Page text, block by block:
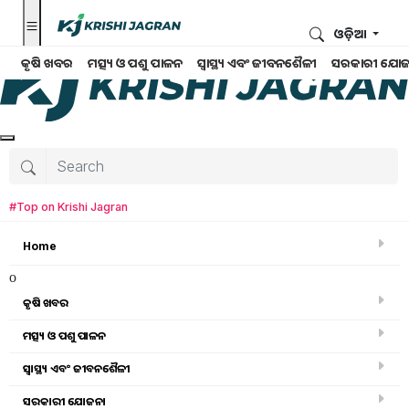
କୃଷି ଖବର ମତ୍ସ୍ୟ ଓ ପଶୁ ପାଳନ ସ୍ୱାସ୍ଥ୍ୟ ଏବଂ ଜୀବନଶୈଳୀ ସରକାରୀ
ଓଡ଼ିଆ
#Top on Krishi Jagran
Home
o
କୃଷି ଖବର
ମତ୍ସ୍ୟ ଓ ପଶୁ ପାଳନ
ସ୍ୱାସ୍ଥ୍ୟ ଏବଂ ଜୀବନଶୈଳୀ
ସରକାରୀ ଯୋଜନା
ସରକାରୀ ସ୍କିମ